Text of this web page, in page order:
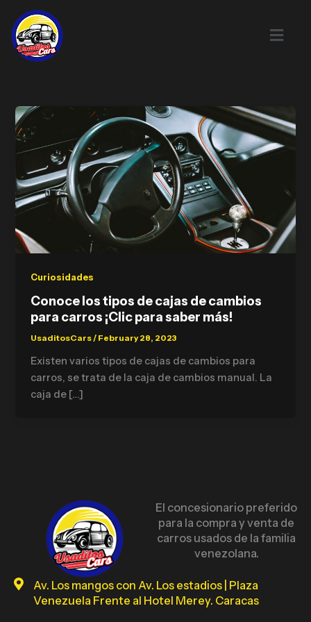
content
Curiosidades
Conoce los tipos de cajas de cambios
para carros ¡Clic para saber más!
UsaditosCars/ February 28, 2023
Existen varios tipos de cajas de cambios para
carros, se trata de la caja de cambios manual. La
caja de […]
El concesionario preferido
para la compra y venta de
carros usados de la familia
venezolana.
Av. Los mangos con Av. Los estadios | Plaza
Venezuela Frente al Hotel Merey. Caracas